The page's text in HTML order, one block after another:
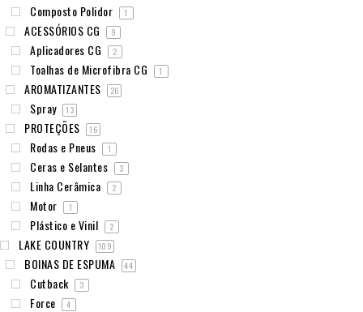
Composto Polidor 1
ACESSÓRIOS CG 9
Aplicadores CG 2
Toalhas de Microfibra CG 1
AROMATIZANTES 26
Spray 13
PROTEÇÕES 16
Rodas e Pneus 1
Ceras e Selantes 3
Linha Cerâmica 2
Motor 1
Plástico e Vinil 2
LAKE COUNTRY 109
BOINAS DE ESPUMA 44
Cutback 3
Force 4